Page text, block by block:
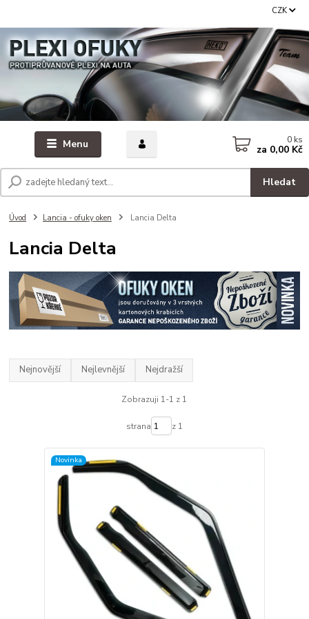
Menu
CZK
Hledat
0 ks
za 0,00 Kč
Úvod Lancia - ofuky oken Lancia Delta
Lancia Delta
Nejnovější Nejlevnější Nejdražší
Zobrazuji 1-1 z 1
strana z 1
Novinka